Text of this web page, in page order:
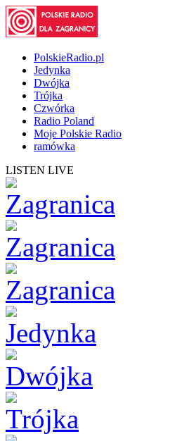
PolskieRadio.pl
Jedynka
Dwójka
Trójka
Czwórka
Radio Poland
Moje Polskie Radio
ramówka
LISTEN LIVE